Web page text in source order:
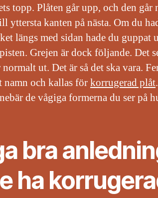
topp. Plåten går upp, och den går
yttersta kanten på nästa. Om du
längs med sidan hade du guppat
Grejen är dock följande. Det
normalt ut. Det är så det ska vara.
namn och kallas förkorrugerad plåt
de vågiga formerna du ser på
bra
ha